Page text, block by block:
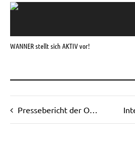
WANNER stellt sich AKTIV vor!
Pressebericht der OVB zur 10-Jahresfeier der Wanner GmbH